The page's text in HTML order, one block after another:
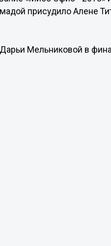
присудило Алене
Мельниковой в